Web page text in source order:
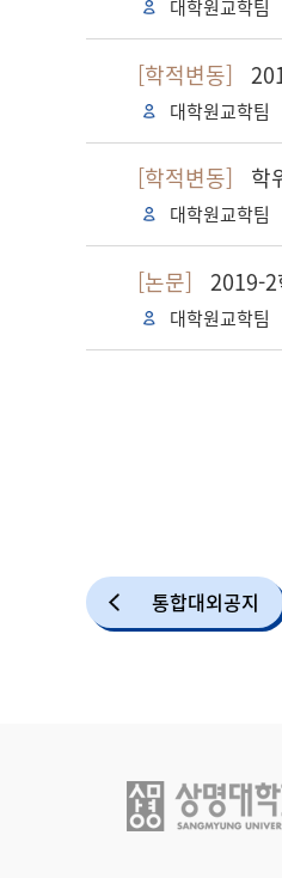
대학원교학팀
[학적변동]
대학원교학팀
[학적변동] 학
대학원교학팀
[논문] 2019-2
대학원교학팀
통합대외공지